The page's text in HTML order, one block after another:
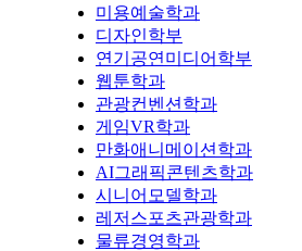
미용예술학과
디자인학부
연기공연미디어학부
웹툰학과
관광컨벤션학과
게임VR학과
만화애니메이션학과
AI그래픽콘텐츠학과
시니어모델학과
레저스포츠관광학과
물류경영학과